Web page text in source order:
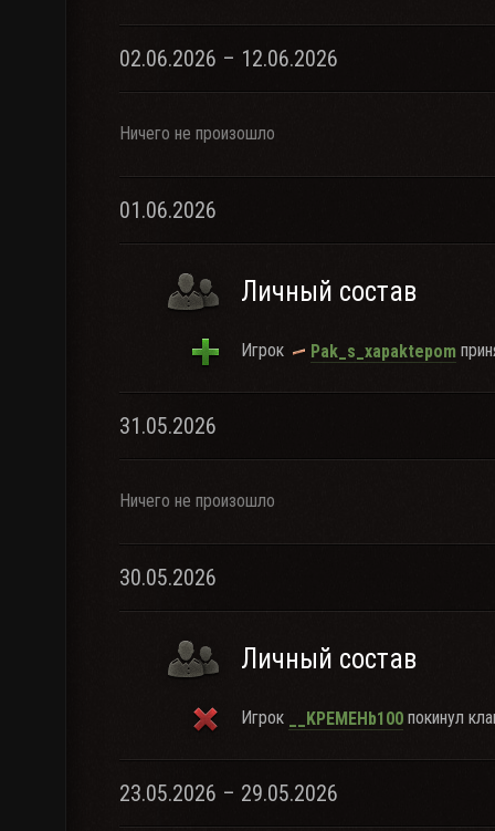
02.06.2026 – 12.06.2026
Ничего не произошло
01.06.2026
Личный состав
Игрок Pak_s_xapaktepom
31.05.2026
Ничего не произошло
30.05.2026
Личный состав
Игрок __KPEMEHb100 покинул
23.05.2026 – 29.05.2026